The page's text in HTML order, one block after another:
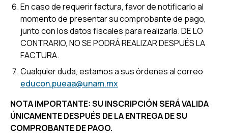
En caso de requerir factura, favor de notificarlo al
momento de presentar su comprobante de pago,
junto con los datos fiscales para realizarla. DE LO
CONTRARIO, NO SE PODRÁ REALIZAR DESPUÉS LA
FACTURA.
Cualquier duda, estamos a sus órdenes al correo
educon.pueaa@unam.mx
NOTA IMPORTANTE: SU INSCRIPCIÓN SERÁ VALIDA
ÚNICAMENTE DESPUÉS DE LA ENTREGA DE SU
COMPROBANTE DE PAGO.